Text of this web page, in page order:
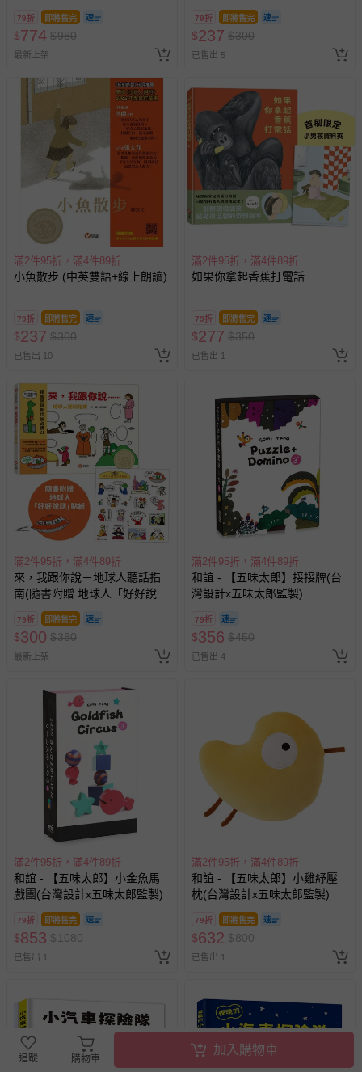
79折 即將售完
$774 $980
最新上架
79折 即將售完
$237 $300
已售出 5
滿2件95折，滿4件89折
小魚散步 (中英雙語+線上朗讀)
79折 即將售完
$237 $300
已售出 10
滿2件95折，滿4件89折
如果你拿起香蕉打電話
79折 即將售完
$277 $350
已售出 1
滿2件95折，滿4件89折
來，我跟你說－地球人聽話指
南(隨書附贈 地球人「好好說
話」貼紙)
79折 即將售完
$300 $380
最新上架
滿2件95折，滿4件89折
和誼 - 【五味太郎】接接牌(台
灣設計x五味太郎監製)
79折
$356 $450
已售出 4
滿2件95折，滿4件89折
和誼 - 【五味太郎】小金魚馬
戲團(台灣設計x五味太郎監製)
79折 即將售完
$853 $1080
已售出 1
滿2件95折，滿4件89折
和誼 - 【五味太郎】小雞紓壓
枕(台灣設計x五味太郎監製)
79折 即將售完
$632 $800
已售出 1
追蹤 購物車
加入購物車